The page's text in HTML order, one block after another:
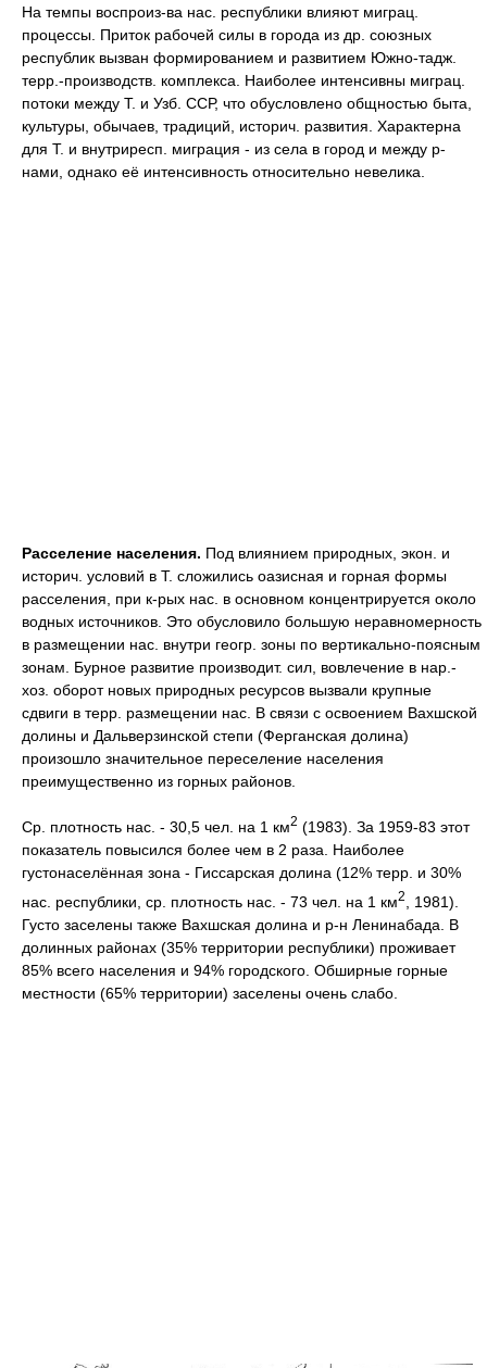
На темпы воспроиз-ва нас. республики влияют миграц.
процессы. Приток рабочей силы в города из др. союзных
республик вызван формированием и развитием Южно-тадж.
терр.-производств. комплекса. Наиболее интенсивны миграц.
потоки между Т. и Узб. ССР, что обусловлено общностью быта,
культуры, обычаев, традиций, историч. развития. Характерна
для Т. и внутриресп. миграция - из села в город и между р-
нами, однако её интенсивность относительно невелика.
Расселение населения. Под влиянием природных, экон. и
историч. условий в Т. сложились оазисная и горная формы
расселения, при к-рых нас. в основном концентрируется около
водных источников. Это обусловило большую неравномерность
в размещении нас. внутри геогр. зоны по вертикально-поясным
зонам. Бурное развитие производит. сил, вовлечение в нар.-
хоз. оборот новых природных ресурсов вызвали крупные
сдвиги в терр. размещении нас. В связи с освоением Вахшской
долины и Дальверзинской степи (Ферганская долина)
произошло значительное переселение населения
преимущественно из горных районов.
Ср. плотность нас. - 30,5 чел. на 1 км2 (1983). За 1959-83 этот
показатель повысился более чем в 2 раза. Наиболее
густонаселённая зона - Гиссарская долина (12% терр. и 30%
нас. республики, cр. плотность нас. - 73 чел. на 1 км2
, 1981).
Густо заселены также Вахшская долина и р-н Ленинабада. В
долинных районах (35% территории республики) проживает
85% всего населения и 94% городского. Обширные горные
местности (65% территории) заселены очень слабо.